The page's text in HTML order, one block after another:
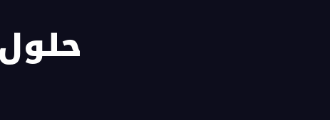
حلول